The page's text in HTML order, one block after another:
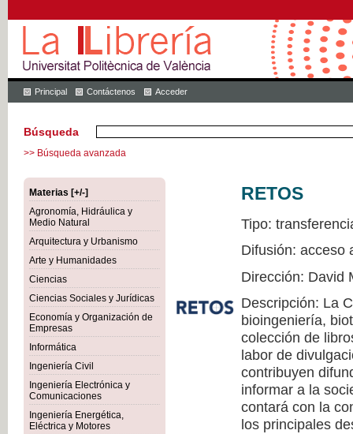
Principal Contáctenos Acceder
Búsqueda
>> Búsqueda avanzada
Materias [+/-]
Agronomía, Hidráulica y
Medio Natural
Arquitectura y Urbanismo
Arte y Humanidades
Ciencias
Ciencias Sociales y Jurídicas
Economía y Organización de
Empresas
Informática
Ingeniería Civil
Ingeniería Electrónica y
Comunicaciones
Ingeniería Energética,
Eléctrica y Motores
RETOS
Tipo:
Difusión: acceso
Dirección: David
Descripción: La
bioingeniería,
colección de
labor de
contribuyen
informar a la
contará con la
los principales